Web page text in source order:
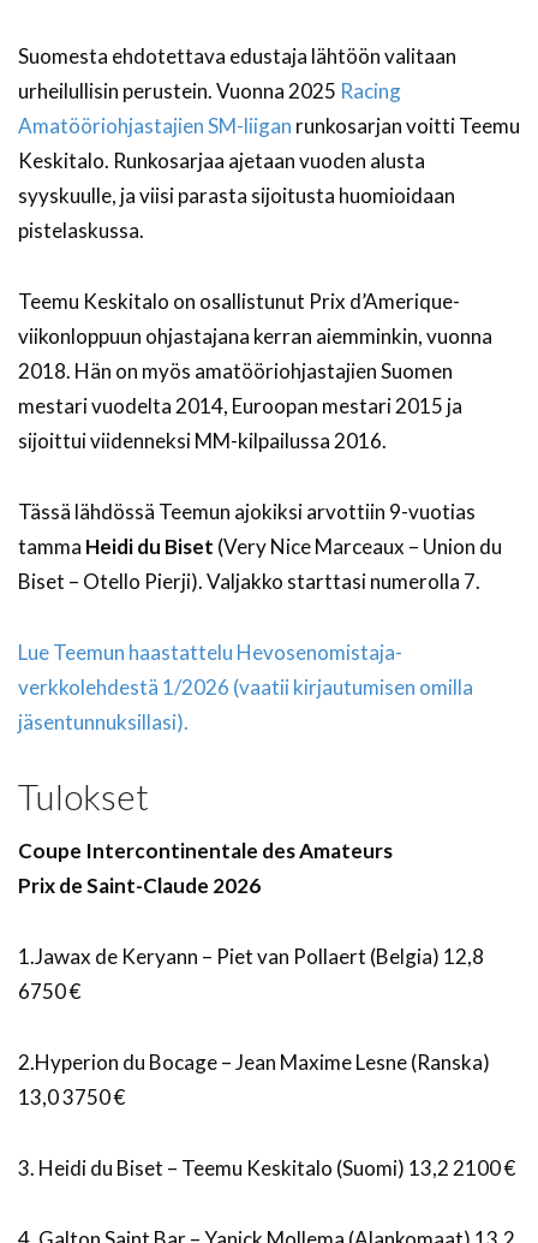
Suomesta ehdotettava edustaja lähtöön valitaan
urheilullisin perustein. Vuonna 2025 Racing
Amatööriohjastajien SM-liigan runkosarjan voitti Teemu
Keskitalo. Runkosarjaa ajetaan vuoden alusta
syyskuulle, ja viisi parasta sijoitusta huomioidaan
pistelaskussa.
Teemu Keskitalo on osallistunut Prix d’Amerique-
viikonloppuun ohjastajana kerran aiemminkin, vuonna
2018. Hän on myös amatööriohjastajien Suomen
mestari vuodelta 2014, Euroopan mestari 2015 ja
sijoittui viidenneksi MM-kilpailussa 2016.
Tässä lähdössä Teemun ajokiksi arvottiin 9-vuotias
tamma Heidi du Biset (Very Nice Marceaux – Union du
Biset – Otello Pierji). Valjakko starttasi numerolla 7.
Lue Teemun haastattelu Hevosenomistaja-
verkkolehdestä 1/2026 (vaatii kirjautumisen omilla
jäsentunnuksillasi).
Tulokset
Coupe Intercontinentale des Amateurs
Prix de Saint-Claude 2026
1.Jawax de Keryann – Piet van Pollaert (Belgia) 12,8
6750 €
2.Hyperion du Bocage – Jean Maxime Lesne (Ranska)
13,0 3750 €
3. Heidi du Biset – Teemu Keskitalo (Suomi) 13,2 2100 €